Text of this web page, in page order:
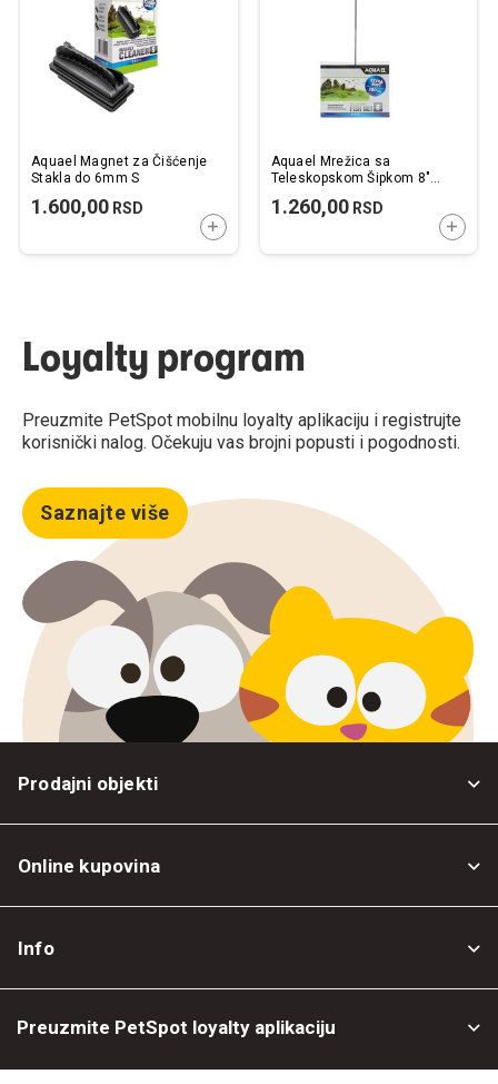
Aquael Magnet za Čišćenje
Stakla do 6mm S
1.600,00 RSD
DODAJTE U KORPU
Aquael Mrežica sa
Teleskopskom Šipkom 8"
1.260,00RSD
Loyalty program
Preuzmite PetSpot mobilnu loyalty aplikaciju i registrujte
korisnički nalog. Očekuju vas brojni popusti i pogodnosti.
Saznajte više
Prodajni objekti
Online kupovina
Info
Preuzmite PetSpot loyalty aplikaciju